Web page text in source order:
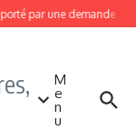
par une demande en
M
e
n
u